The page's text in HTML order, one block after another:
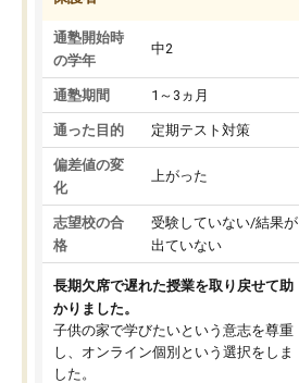
通塾開始時
の学年
中2
通塾期間 1～3ヵ月
通った目的 定期テスト対策
偏差値の変
化
上がった
志望校の合
格
受験していない/結果が
出ていない
長期欠席で遅れた授業を取り戻せて助
かりました。
子供の家で学びたいという意志を尊重
し、オンライン個別という選択をしま
した。